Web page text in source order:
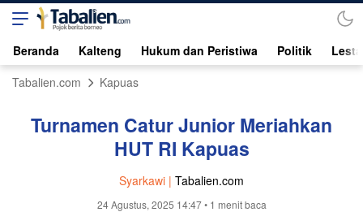
Beranda Kalteng Hukum dan Peristiwa Politik
Tabalien.com
Kapuas
Turnamen Catur Junior Meriahkan
HUT RI Kapuas
Syarkawi | Tabalien.com
24 Agustus, 2025 14:47• 1 menit baca